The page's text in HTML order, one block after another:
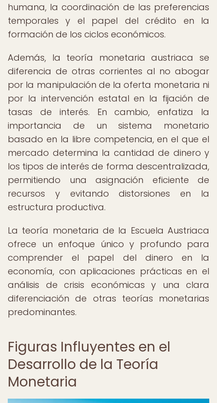
humana, la coordinación de las preferencias
temporales y el papel del crédito en la
formación de los ciclos económicos.
Además, la teoría monetaria austriaca se
diferencia de otras corrientes al no abogar
por la manipulación de la oferta monetaria ni
por la intervención estatal en la fijación de
tasas de interés. En cambio, enfatiza la
importancia de un sistema monetario
basado en la libre competencia, en el que el
mercado determina la cantidad de dinero y
los tipos de interés de forma descentralizada,
permitiendo una asignación eficiente de
recursos y evitando distorsiones en la
estructura productiva.
La teoría monetaria de la Escuela Austriaca
ofrece un enfoque único y profundo para
comprender el papel del dinero en la
economía, con aplicaciones prácticas en el
análisis de crisis económicas y una clara
diferenciación de otras teorías monetarias
predominantes.
Figuras Influyentes en el
Desarrollo de la Teoría
Monetaria